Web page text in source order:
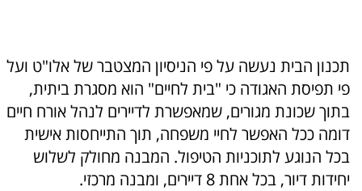
תכנון הבית נעשה על פי הניסיון המצטבר של אלו"ט ועל
פי תפיסת האגודה כי "בית לחיים" הוא מסגרת ביתית,
בתוך שכונת מגורים, שמאפשרת לדיירים לנהל אורח חיים
דומה ככל האפשר לחיי משפחה, תוך התייחסות אישית
בכל הנוגע לתוכניות הטיפול. המבנה מחולק לשלוש
יחידות דיור, בכל אחת 8 דיירים, ומבנה מרכזי.